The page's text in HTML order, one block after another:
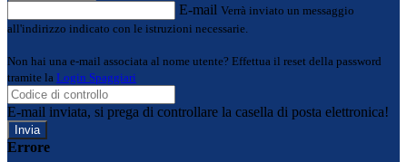
E-mail Verrà inviato un messaggio
all'indirizzo indicato con le istruzioni necessarie.
Non hai una e-mail associata al nome utente? Effettua il reset della password
tramite la Login Spaggiari
E-mail inviata, si prega di controllare la casella di posta elettronica!
Errore